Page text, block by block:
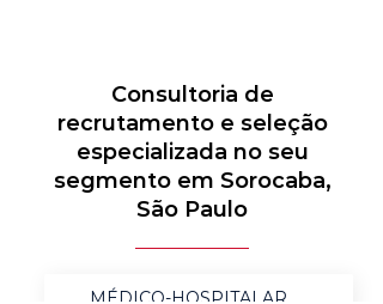
Consultoria de
recrutamento e seleção
especializada no seu
segmento em Sorocaba,
São Paulo
MÉDICO-HOSPITALAR